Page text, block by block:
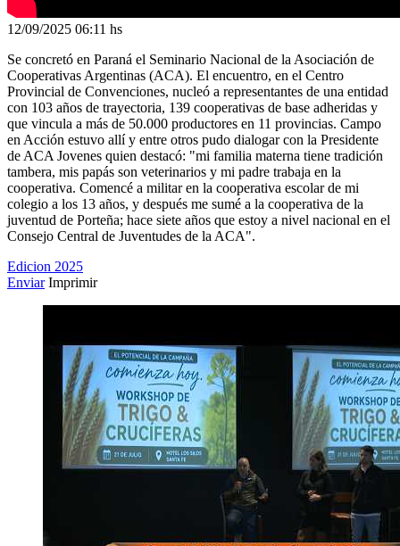
12/09/2025 06:11 hs
Se concretó en Paraná el Seminario Nacional de la Asociación de
Cooperativas Argentinas (ACA). El encuentro, en el Centro
Provincial de Convenciones, nucleó a representantes de una entidad
con 103 años de trayectoria, 139 cooperativas de base adheridas y
que vincula a más de 50.000 productores en 11 provincias. Campo
en Acción estuvo allí y entre otros pudo dialogar con la Presidente
de ACA Jovenes quien destacó: "mi familia materna tiene tradición
tambera, mis papás son veterinarios y mi padre trabaja en la
cooperativa. Comencé a militar en la cooperativa escolar de mi
colegio a los 13 años, y después me sumé a la cooperativa de la
juventud de Porteña; hace siete años que estoy a nivel nacional en el
Consejo Central de Juventudes de la ACA".
Edicion 2025
Enviar Imprimir